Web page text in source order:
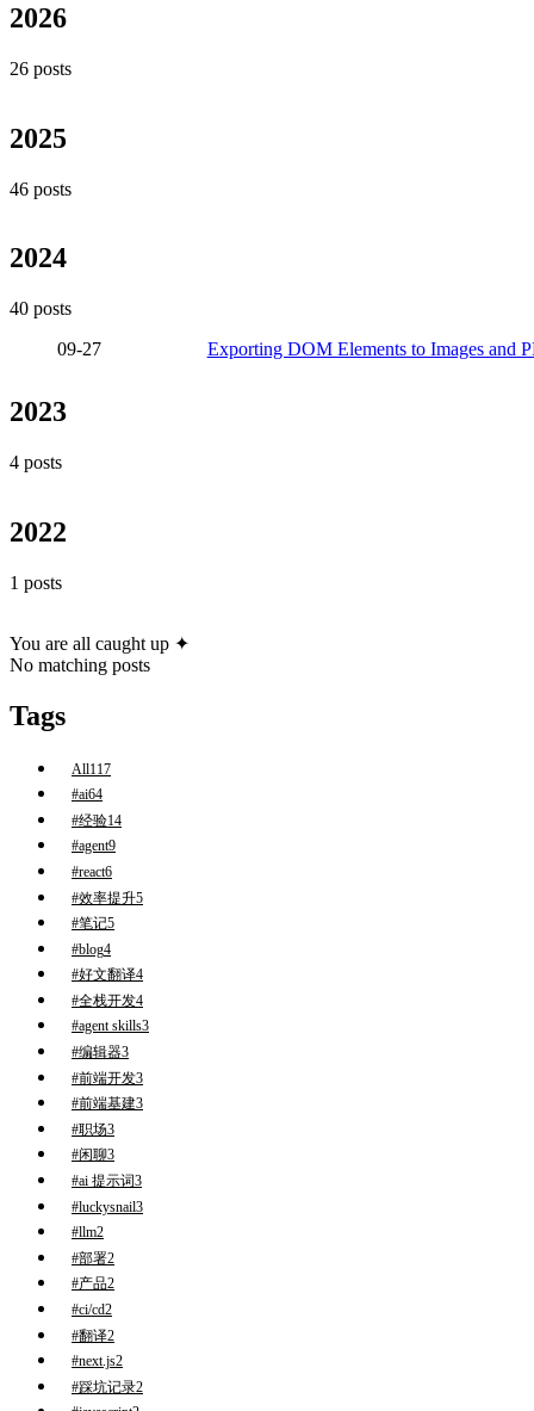
2026
26 posts
2025
46 posts
2024
40 posts
09-27
Exporting DOM Elements to Images and
2023
4 posts
2022
1 posts
You are all caught up ✦
No matching posts
Tags
All117
#ai64
#经验14
#agent9
#react6
#效率提升5
#笔记5
#blog4
#好文翻译4
#全栈开发4
#agent skills3
#编辑器3
#前端开发3
#前端基建3
#职场3
#闲聊3
#ai 提示词3
#luckysnail3
#llm2
#部署2
#产品2
#ci/cd2
#翻译2
#next.js2
#踩坑记录2